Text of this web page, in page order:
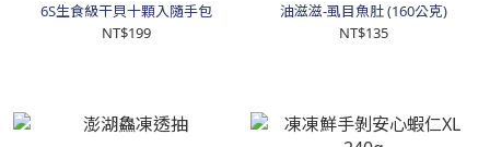
6S生食級干貝十顆入隨手包
NT$199
油滋滋-虱目魚肚 (160公克)
NT$135